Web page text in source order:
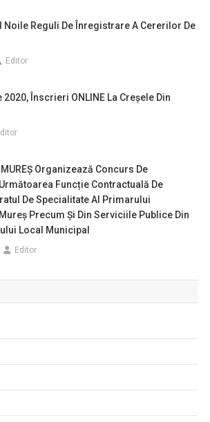
Noile Reguli De Înregistrare A Cererilor De
Editor
2020, Înscrieri ONLINE La Creșele Din
MUREȘ Organizează Concurs De
Funcție Contractuală De
De Specialitate Al Primarului
Precum Și Din Serviciile Publice Din
Local Municipal
Editor